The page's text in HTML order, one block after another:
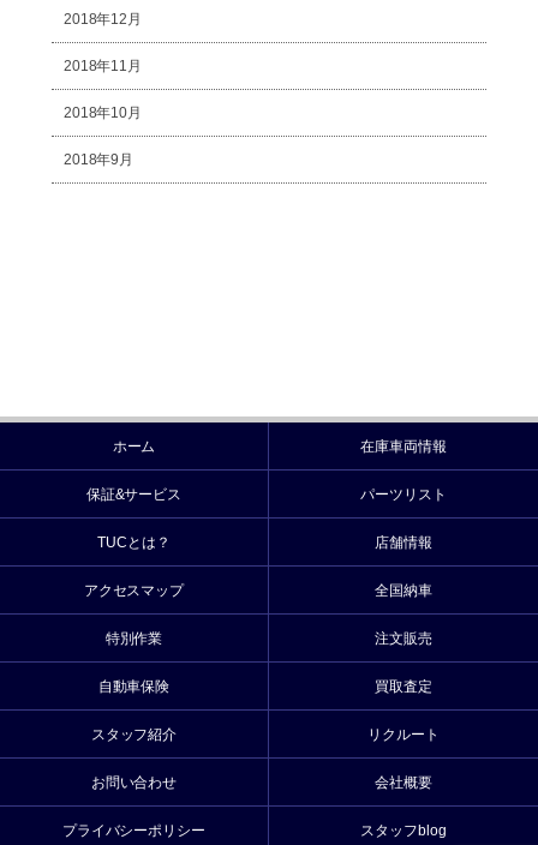
2018年12月
2018年11月
2018年10月
2018年9月
ホーム 在庫車両情報
保証&サービス パーツリスト
TUCとは？ 店舗情報
アクセスマップ 全国納車
特別作業 注文販売
自動車保険 買取査定
スタッフ紹介 リクルート
お問い合わせ 会社概要
プライバシーポリシー スタッフblog